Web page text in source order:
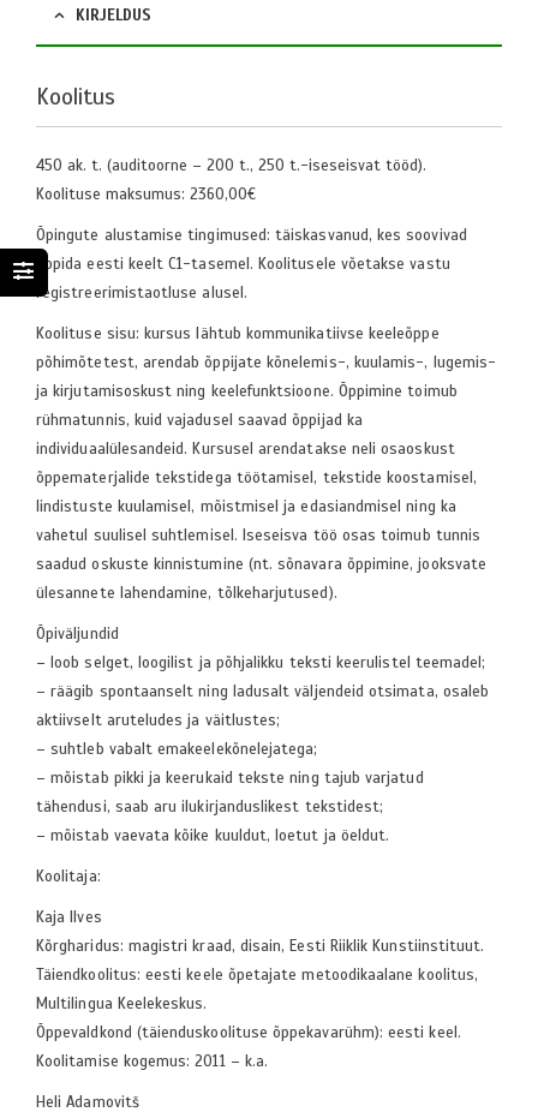
KIRJELDUS
Koolitus
450 ak. t. (auditoorne – 200 t., 250 t.-iseseisvat tööd).
Koolituse maksumus: 2360,00€
Õpingute alustamise tingimused: täiskasvanud, kes soovivad
õppida eesti keelt C1-tasemel. Koolitusele võetakse vastu
registreerimistaotluse alusel.
Koolituse sisu: kursus lähtub kommunikatiivse keeleõppe
põhimõtetest, arendab õppijate kõnelemis-, kuulamis-, lugemis-
ja kirjutamisoskust ning keelefunktsioone. Õppimine toimub
rühmatunnis, kuid vajadusel saavad õppijad ka
individuaalülesandeid. Kursusel arendatakse neli osaoskust
õppematerjalide tekstidega töötamisel, tekstide koostamisel,
lindistuste kuulamisel, mõistmisel ja edasiandmisel ning ka
vahetul suulisel suhtlemisel. Iseseisva töö osas toimub tunnis
saadud oskuste kinnistumine (nt. sõnavara õppimine, jooksvate
ülesannete lahendamine, tõlkeharjutused).
Õpiväljundid
– loob selget, loogilist ja põhjalikku teksti keerulistel teemadel;
– räägib spontaanselt ning ladusalt väljendeid otsimata, osaleb
aktiivselt aruteludes ja väitlustes;
– suhtleb vabalt emakeelekõnelejatega;
– mõistab pikki ja keerukaid tekste ning tajub varjatud
tähendusi, saab aru ilukirjanduslikest tekstidest;
– mõistab vaevata kõike kuuldut, loetut ja öeldut.
Koolitaja:
Kaja Ilves
Kõrgharidus: magistri kraad, disain, Eesti Riiklik Kunstiinstituut.
Täiendkoolitus: eesti keele õpetajate metoodikaalane koolitus,
Multilingua Keelekeskus.
Õppevaldkond (täienduskoolituse õppekavarühm): eesti keel.
Koolitamise kogemus: 2011 – k.a.
Heli Adamovitš